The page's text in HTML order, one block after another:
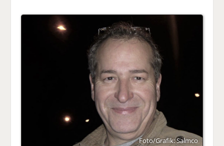
Foto/Grafik: Salmco